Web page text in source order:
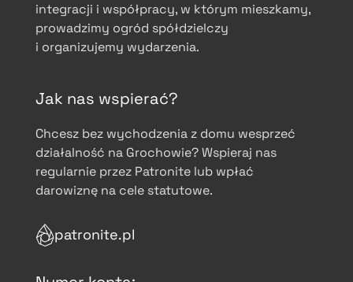
integracji i współpracy, w którym mieszkamy,
prowadzimy ogród spółdzielczy
i organizujemy wydarzenia.
Jak nas wspierać?
Chcesz bez wychodzenia z domu wesprzeć
działalność na Grochowie? Wspieraj nas
regularnie przez Patronite lub wpłać
darowiznę na cele statutowe.
patronite.pl